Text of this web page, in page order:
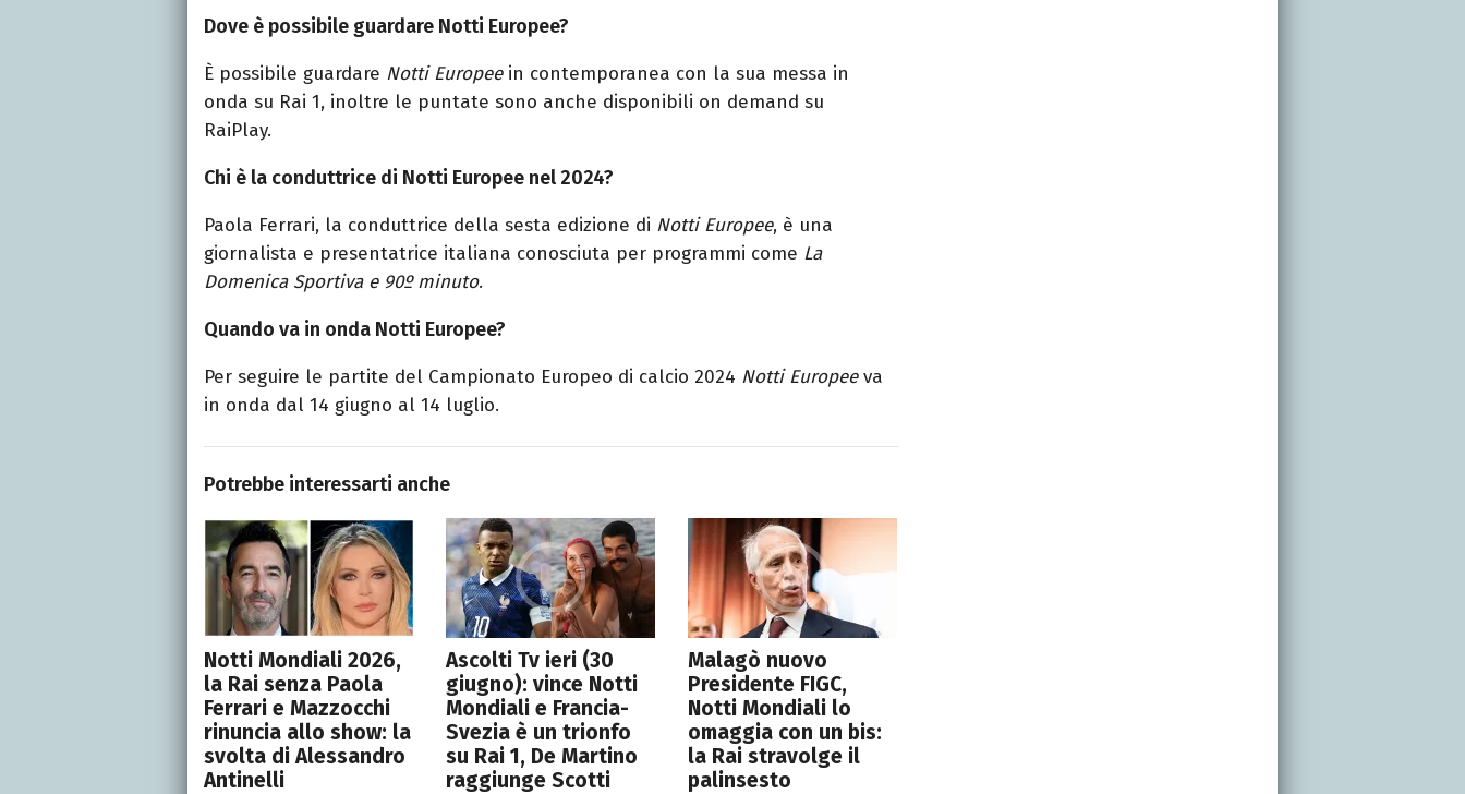
Dove è possibile guardare Notti Europee?
È possibile guardare Notti Europeein contemporanea con la sua messa in
onda su Rai 1, inoltre le puntate sono anche disponibili on demand su
RaiPlay.
Chi è la conduttrice di Notti Europee nel 2024?
Paola Ferrari, la conduttrice della sesta edizione di Notti Europee, è una
giornalista e presentatrice italiana conosciuta per programmi come La
Domenica Sportiva e 90º minuto.
Quando va in onda Notti Europee?
Per seguire le partite del Campionato Europeo di calcio 2024 Notti Europeeva
in onda dal 14 giugno al 14 luglio.
Potrebbe interessarti anche
Notti Mondiali 2026,
la Rai senza Paola
Ferrari e Mazzocchi
rinuncia allo show: la
svolta di Alessandro
Antinelli
Ascolti Tv ieri (30
giugno): vince Notti
Mondiali e Francia-
Svezia è un trionfo
su Rai 1, De Martino
raggiunge Scotti
Malagò nuovo
Presidente FIGC,
Notti Mondiali lo
omaggia con un bis:
la Rai stravolge il
palinsesto